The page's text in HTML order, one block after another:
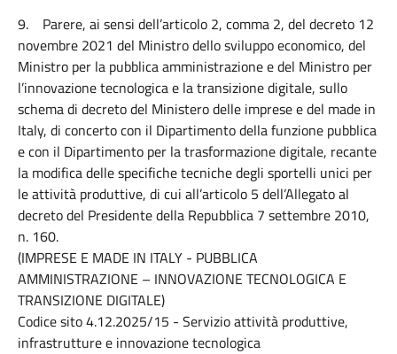
9. Parere, ai sensi dell’articolo 2, comma 2, del decreto 12
novembre 2021 del Ministro dello sviluppo economico, del
Ministro per la pubblica amministrazione e del Ministro per
l’innovazione tecnologica e la transizione digitale, sullo
schema di decreto del Ministero delle imprese e del made in
Italy, di concerto con il Dipartimento della funzione pubblica
e con il Dipartimento per la trasformazione digitale, recante
la modifica delle specifiche tecniche degli sportelli unici per
le attività produttive, di cui all’articolo 5 dell’Allegato al
decreto del Presidente della Repubblica 7 settembre 2010,
n. 160.
(IMPRESE E MADE IN ITALY - PUBBLICA
AMMINISTRAZIONE – INNOVAZIONE TECNOLOGICA E
TRANSIZIONE DIGITALE)
Codice sito 4.12.2025/15 - Servizio attività produttive,
infrastrutture e innovazione tecnologica